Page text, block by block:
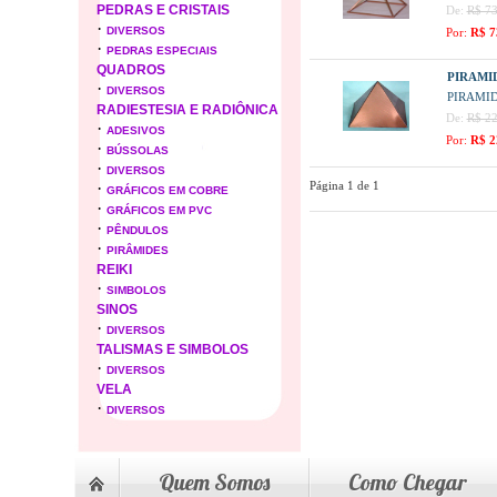
PEDRAS E CRISTAIS
· DIVERSOS
· PEDRAS ESPECIAIS
QUADROS
· DIVERSOS
RADIESTESIA E RADIÔNICA
· ADESIVOS
· BÚSSOLAS
· DIVERSOS
· GRÁFICOS EM COBRE
· GRÁFICOS EM PVC
· PÊNDULOS
· PIRÂMIDES
REIKI
· SIMBOLOS
SINOS
· DIVERSOS
TALISMAS E SIMBOLOS
· DIVERSOS
VELA
· DIVERSOS
De:R$
Por: R$
De:R$
Por: R$
Página 1 de 1
Quem Somos Como Chegar